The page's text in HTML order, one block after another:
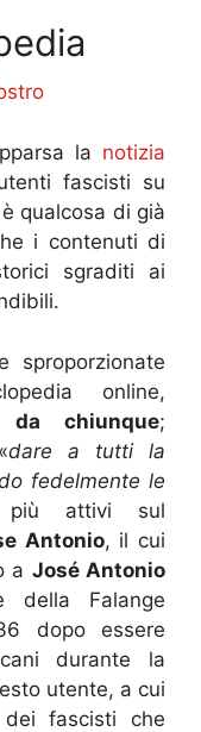
la notizia
fascisti su
qualcosa di già
i contenuti di
sgraditi ai
sproporzionate
online,
da chiunque;
dare a tutti la
fedelmente le
attivi sul
Antonio, il cui
a José Antonio
della Falange
dopo essere
durante la
utente, a cui
fascisti che